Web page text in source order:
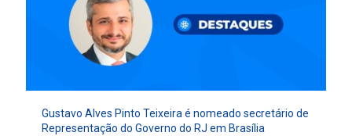
Gustavo Alves Pinto Teixeira é nomeado secretário de
Representação do Governo do RJ em Brasília